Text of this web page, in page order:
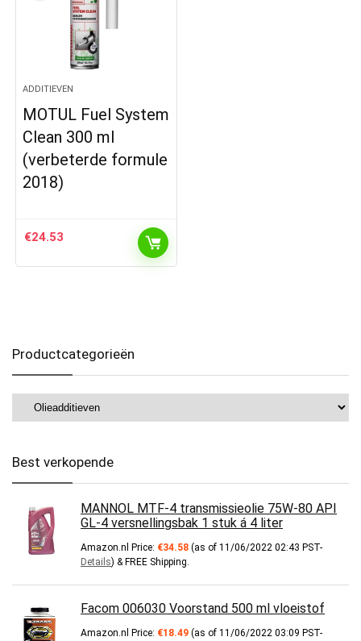
ADDITIEVEN
MOTUL Fuel System
Clean 300 ml
(verbeterde formule
2018)
€24.53
Productcategorieën
Best verkopende
MANNOL MTF-4 transmissieolie 75W-80 API
GL-4 versnellingsbak 1 stuk á 4 liter
Amazon.nl Price: €34.58 (as of 11/06/2022 02:43 PST-
Details) & FREE Shipping.
Facom 006030 Voorstand 500 ml vloeistof
Amazon.nl Price: €18.49 (as of 11/06/2022 03:09 PST-